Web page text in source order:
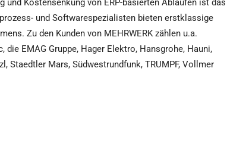
und Kostensenkung von ERP-basierten Abläufen ist das
und Softwarespezialisten bieten erstklassige
Zu den Kunden von MEHRWERK zählen u.a.
EMAG Gruppe, Hager Elektro, Hansgrohe, Hauni,
Staedtler Mars, Südwestrundfunk, TRUMPF, Vollmer